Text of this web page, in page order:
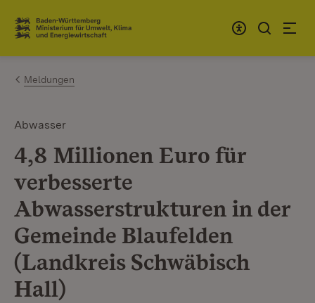
Zum Inhalt springen
Link zur Startseite
Meldungen
Abwasser
4,8 Millionen Euro für
verbesserte
Abwasserstrukturen in der
Gemeinde Blaufelden
(Landkreis Schwäbisch
Hall)